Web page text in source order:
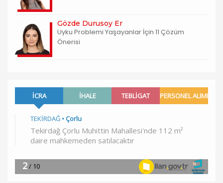
Gözde Durusoy Er
Uyku Problemi Yaşayanlar İçin 11 Çözüm
Önerisi